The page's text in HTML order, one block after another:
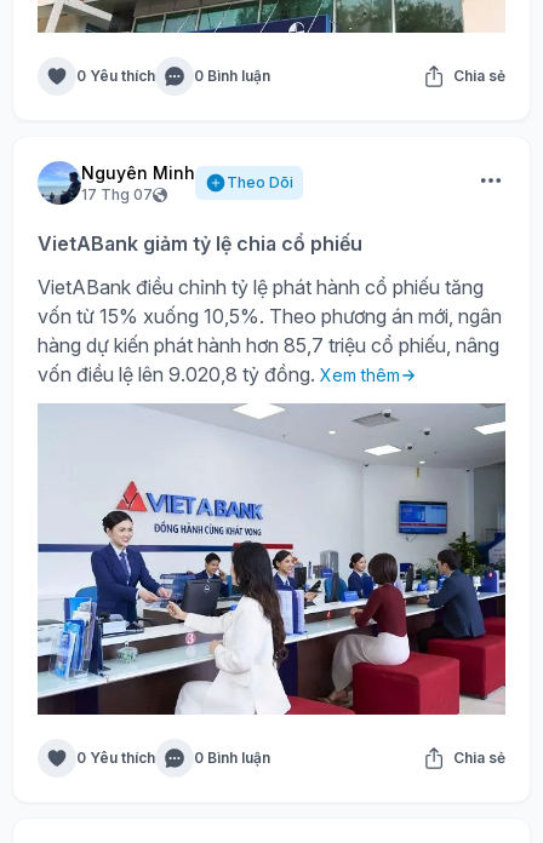
0 Yêu thích 0 Bình luận Chia sẻ
Nguyên Minh
17 Thg 07
Theo Dõi
VietABank giảm tỷ lệ chia cổ phiếu
VietABank điều chỉnh tỷ lệ phát hành cổ phiếu tăng
vốn từ 15% xuống 10,5%. Theo phương án mới, ngân
hàng dự kiến phát hành hơn 85,7 triệu cổ phiếu, nâng
vốn điều lệ lên 9.020,8 tỷ đồng. Xem thêm
0 Yêu thích 0 Bình luận Chia sẻ